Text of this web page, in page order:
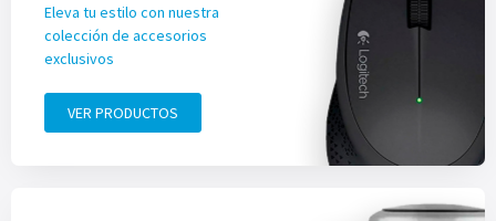
Eleva tu estilo con nuestra
colección de accesorios
exclusivos
VER PRODUCTOS